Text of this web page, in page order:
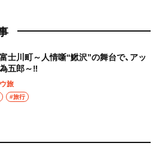
士川町～人情噺“鰍沢”の舞台で、アッ
五郎～‼
旅
#旅行